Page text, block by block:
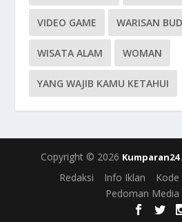
VIDEO GAME WARISAN
WISATA ALAM WOMAN
YANG WAJIB KAMU KETAHUI
Copyright © 2026 Kumparan24
Redaksi
Info Iklan
Kode
Pedoman Media